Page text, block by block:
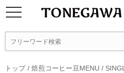
トップ/ 焙煎コーヒー豆MENU /